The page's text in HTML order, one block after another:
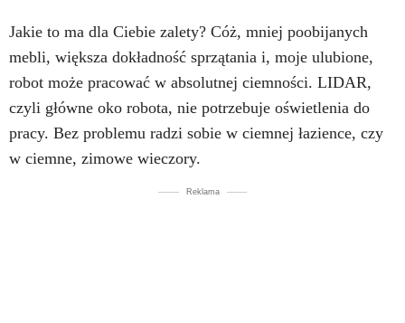
Jakie to ma dla Ciebie zalety? Cóż, mniej poobijanych
mebli, większa dokładność sprzątania i, moje ulubione,
robot może pracować w absolutnej ciemności. LIDAR,
czyli główne oko robota, nie potrzebuje oświetlenia do
pracy. Bez problemu radzi sobie w ciemnej łazience, czy
w ciemne, zimowe wieczory.
Reklama